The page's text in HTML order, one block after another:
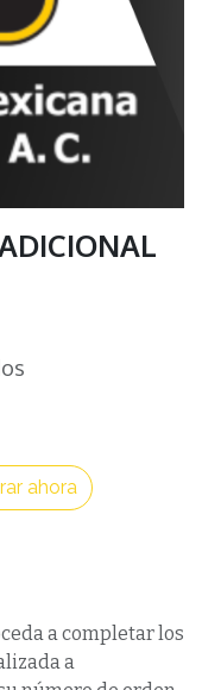
ahora
a completar los
a